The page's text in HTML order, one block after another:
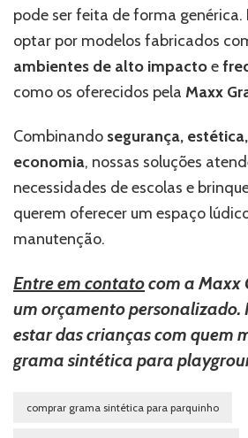
pode ser feita de forma
optar por modelos fabricados
ambientes de alto impactoe
como os oferecidos pela Maxx
Combinando segurança,
economia, nossas soluções
necessidades de escolas e
querem oferecer um espaço
manutenção.
Entre em contatocom a Maxx
um orçamento personalizado.
estar das crianças com quem
grama sintética para
comprar grama sintética para parquinho